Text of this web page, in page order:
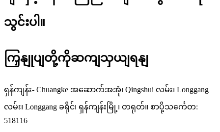
သွင်းပါ။
ကြှနျုပျတို့ကိုဆကျသှယျရနျ
ရှန်ကျန်း- Chuangke အဆောက်အအုံ၊ Qingshui လမ်း၊ Longgang
လမ်း၊ Longgang ခရိုင်၊ ရှန်ကျန်းမြို့၊ တရုတ်။ စာပို့သင်္ကေတ:
518116